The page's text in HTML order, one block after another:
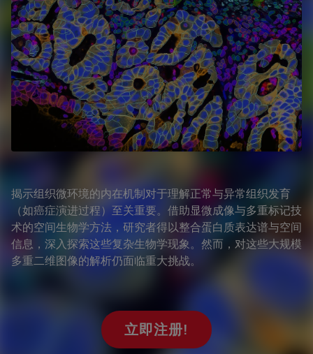
揭示组织微环境的内在机制对于理解正常与异常组织发育
（如癌症演进过程）至关重要。借助显微成像与多重标记技
术的空间生物学方法，研究者得以整合蛋白质表达谱与空间
信息，深入探索这些复杂生物学现象。然而，对这些大规模
多重二维图像的解析仍面临重大挑战。
立即注册!